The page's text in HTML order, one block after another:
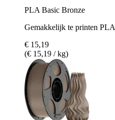
PLA Basic Bronze
Gemakkelijk te printen PLA
€ 15,19
(€ 15,19 / kg)